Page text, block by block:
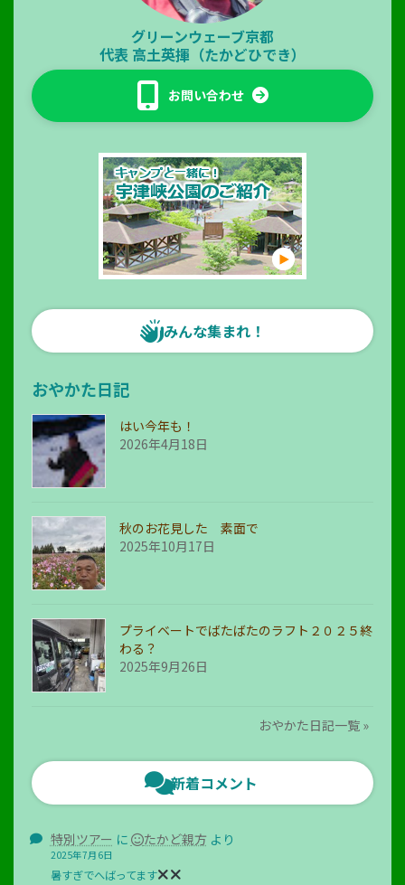
グリーンウェーブ京都
代表 高土英揮（たかどひでき）
お問い合わせ
みんな集まれ！
おやかた日記
はい今年も！
2026年4月18日
秋のお花見した 素面で
2025年10月17日
プライベートでばたばたのラフト２０２５終
わる？
2025年9月26日
おやかた日記一覧 »
新着コメント
特別ツアー に たかど親方より
2025年7月6日
暑すぎでへばってます